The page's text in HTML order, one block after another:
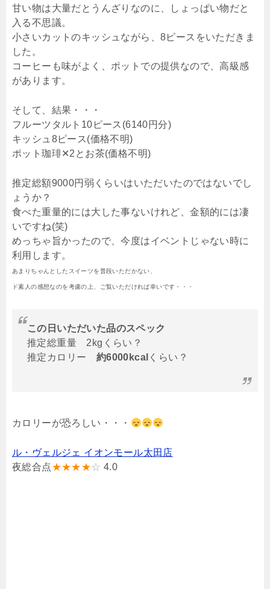
甘い物は大量だとうんざりなのに、しょっぱい物だと
入る不思議。
小さいカットのキッシュながら、8ピースをいただきま
した。
コーヒーも味がよく、ポットでの提供なので、高級感
があります。
そして、結果・・・
フルーツタルト10ピース(6140円分)
キッシュ8ピース(価格不明)
ポット珈琲✕2とお茶(価格不明)
推定総額9000円弱くらいはいただいたのではないでし
ょうか？
食べた重量的には大した事ないけれど、金額的には凄
いですね(笑)
めっちゃ旨かったので、今度はイベントじゃない時に
利用します。
あまりちゃんとしたスイーツを普段いただかない、
ド素人の感想なのを考慮の上、ご覧いただければ幸いです・・・
この日いただいた品のスペック
推定総重量 2kgくらい？
推定カロリー 約6000kcal くらい？
カロリーが恐ろしい・・・
ル・ヴェルジェ イオンモール太田店
夜総合点★★★★☆ 4.0